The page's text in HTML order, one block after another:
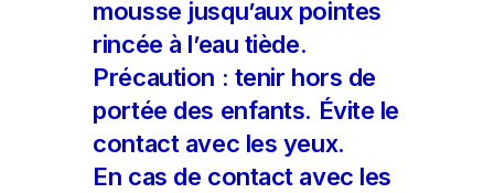
mousse jusqu’aux pointes
rincée à l’eau tiède.
Précaution : tenir hors de
portée des enfants. Évite le
contact avec les yeux.
En cas de contact avec les